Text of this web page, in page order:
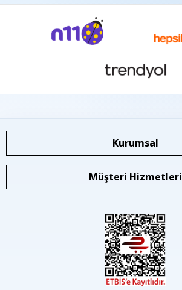
Kurumsal
Müşteri Hizmetleri